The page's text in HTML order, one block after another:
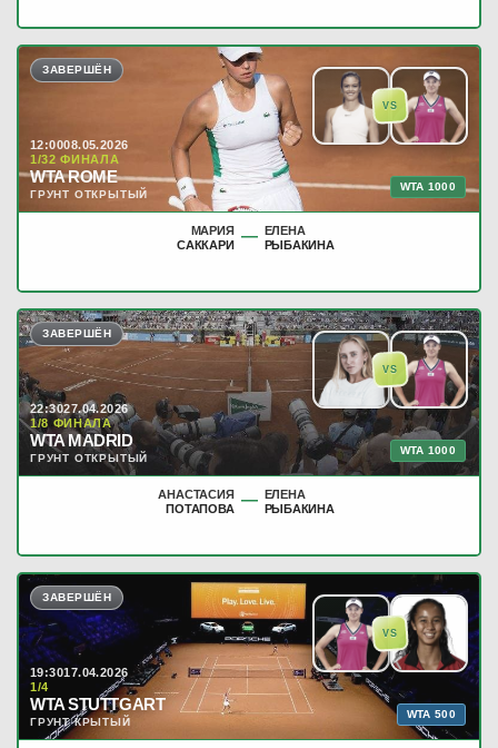
VS
ЗАВЕРШЁН
12:0008.05.2026
1/32 ФИНАЛА
WTA ROME
ГРУНТ ОТКРЫТЫЙ
WTA 1000
МАРИЯ
САККАРИ — ЕЛЕНА
РЫБАКИНА
VS
ЗАВЕРШЁН
22:3027.04.2026
1/8 ФИНАЛА
WTA MADRID
ГРУНТ ОТКРЫТЫЙ
WTA 1000
АНАСТАСИЯ
ПОТАПОВА — ЕЛЕНА
РЫБАКИНА
VS
ЗАВЕРШЁН
19:3017.04.2026
1/4
WTA STUTTGART
ГРУНТ КРЫТЫЙ
WTA 500